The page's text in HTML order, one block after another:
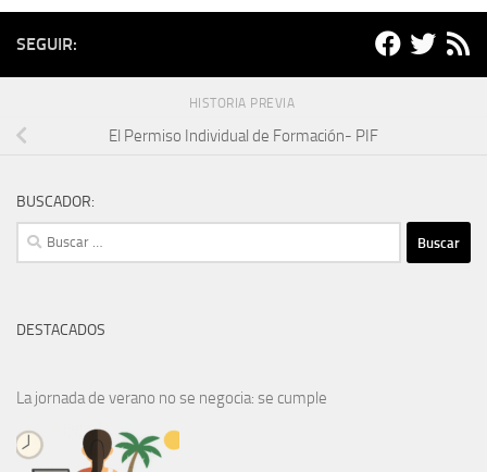
SEGUIR:
HISTORIA PREVIA
El Permiso Individual de Formación- PIF
BUSCADOR:
Buscar:
DESTACADOS
La jornada de verano no se negocia: se cumple